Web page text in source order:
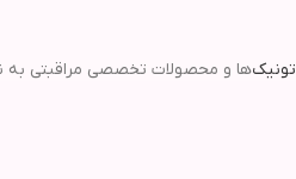
تونیک‌ها و محصولات تخصصی مراقبتی به